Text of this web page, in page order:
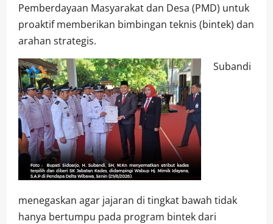
Pemberdayaan Masyarakat dan Desa (PMD) untuk
proaktif memberikan bimbingan teknis (bintek) dan
arahan strategis.
​Subandi
menegaskan agar jajaran di tingkat bawah tidak
hanya bertumpu pada program bintek dari